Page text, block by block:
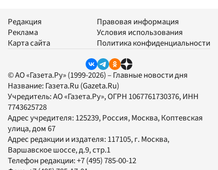
Редакция
Реклама
Карта сайта
Правовая информация
Условия использования
Политика конфиденциальности
© АО «Газета.Ру» (1999-2026) – Главные новости дня
Название: Газета.Ru (Gazeta.Ru)
Учредитель:АО «Газета.Ру», ОГРН 1067761730376, ИНН
7743625728
Адрес учредителя: 125239, Россия, Москва, Коптевская
улица, дом 67
Адрес редакции и издателя: 117105, г. Москва,
Варшавское шоссе, д.9, стр.1
Телефон редакции:+7 (495) 785-00-12